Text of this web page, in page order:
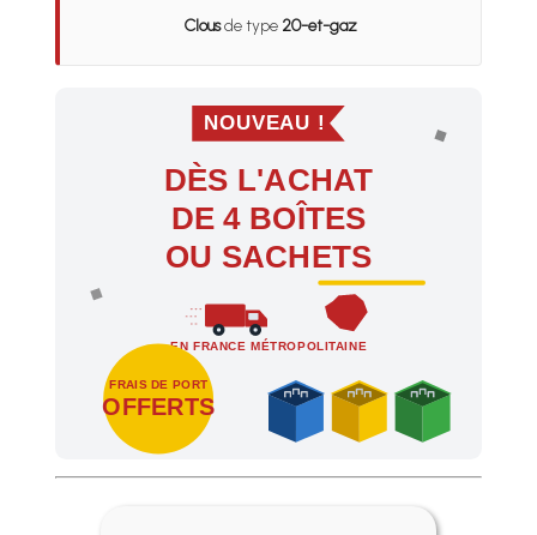
Clousde type 20-et-gaz
NOUVEAU !
DÈS L'ACHAT
DE 4 BOÎTES
OU SACHETS
EN FRANCE MÉTROPOLITAINE
FRAIS DE PORT
OFFERTS
Profitez des Frais de port offerts en France